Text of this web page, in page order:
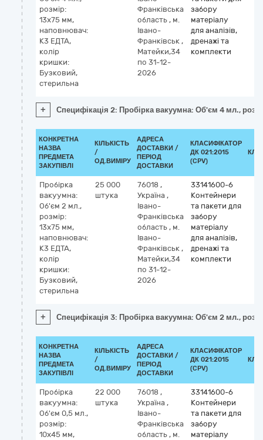
розмір:
13х75 мм,
наповнювач:
К3 ЕДТА,
колір
кришки:
Бузковий,
стерильна
Франківська
область , м.
Івано-
Франківськ ,
Матейки,34
по 31-12-
2026
забору
матеріалу
для аналізів,
дренажі та
комплекти
+ Специфікація 2: Пробірка вакуумна: Об'єм 4 мл.,
КОНКРЕТНА
НАЗВА
ПРЕДМЕТА
ЗАКУПІВЛІ
КІЛЬКІСТЬ
/
ОД.ВИМІРУ
АДРЕСА
ДОСТАВКИ /
ПЕРІОД
ДОСТАВКИ
КЛАСИФІКАТОР
ДК 021:2015
(CPV)
Пробірка
вакуумна:
Об'єм 2 мл.,
розмір:
13х75 мм,
наповнювач:
К3 ЕДТА,
колір
кришки:
Бузковий,
стерильна
25 000
штука
76018 ,
Україна ,
Івано-
Франківська
область , м.
Івано-
Франківськ ,
Матейки,34
по 31-12-
2026
33141600-6
Контейнери
та пакети для
забору
матеріалу
для аналізів,
дренажі та
комплекти
+ Специфікація 3: Пробірка вакуумна: Об'єм 2 мл.,
КОНКРЕТНА
НАЗВА
ПРЕДМЕТА
ЗАКУПІВЛІ
КІЛЬКІСТЬ
/
ОД.ВИМІРУ
АДРЕСА
ДОСТАВКИ /
ПЕРІОД
ДОСТАВКИ
КЛАСИФІКАТОР
ДК 021:2015
(CPV)
Пробірка
вакуумна:
Об'єм 0,5 мл.,
розмір:
10х45 мм,
22 000
штука
76018 ,
Україна ,
Івано-
Франківська
область , м.
33141600-6
Контейнери
та пакети для
забору
матеріалу